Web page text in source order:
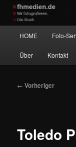
Zum
primären
Inhalt
springen
Wir fotografieren die
HOME Foto-
Über Kontakt
Beitragsnavigation
← Vorheriger
Toledo